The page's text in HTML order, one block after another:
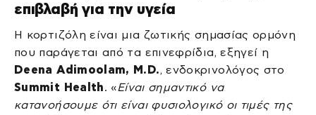
επιβλαβή για την υγεία
Η κορτιζόλη είναι μια ζωτικής σημασίας ορμόνη
που παράγεται από τα επινεφρίδια, εξηγεί η
Deena Adimoolam, M.D., ενδοκρινολόγος στο
Summit Health. «Είναι σημαντικό να
κατανοήσουμε ότι είναι φυσιολογικό οι τιμές της